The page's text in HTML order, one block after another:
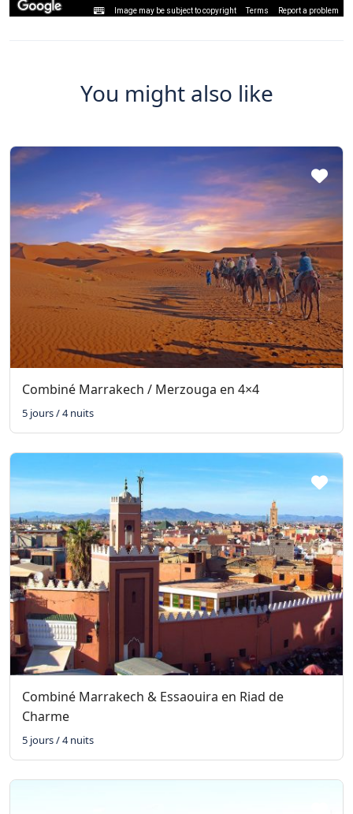
Image may be subject to copyright Terms Report a problem
You might also like
Combiné Marrakech / Merzouga en 4×4
5 jours / 4 nuits
Combiné Marrakech & Essaouira en Riad de
Charme
5 jours / 4 nuits